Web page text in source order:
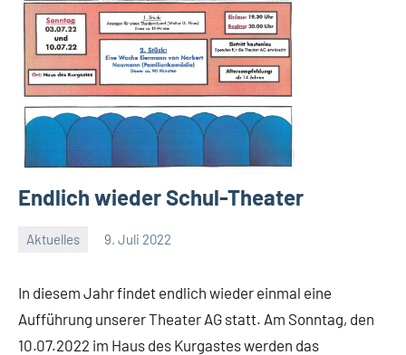
Endlich wieder Schul-Theater
Aktuelles 9. Juli 2022
In diesem Jahr findet endlich wieder einmal eine
Aufführung unserer Theater AG statt. Am Sonntag, den
10.07.2022 im Haus des Kurgastes werden das